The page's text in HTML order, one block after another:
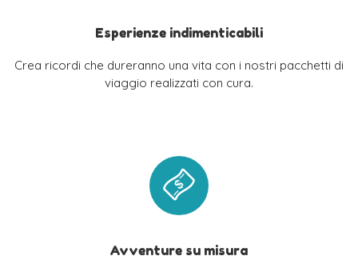
Esperienze indimenticabili
Crea ricordi che dureranno una vita con i nostri pacchetti di
viaggio realizzati con cura.
Avventure su misura